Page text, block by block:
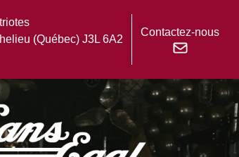
(Québec) J3L 6A2
Contactez-nous